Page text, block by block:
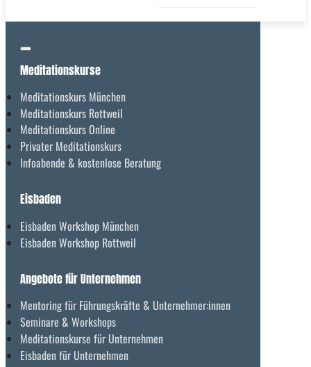
Meditationskurse
Meditationskurs München
Meditationskurs Rottweil
Meditationskurs Online
Privater Meditationskurs
Infoabende & kostenlose Beratung
Eisbaden
Eisbaden Workshop München
Eisbaden Workshop Rottweil
Angebote für Unternehmen
Mentoring für Führungskräfte & Unternehmer:innen
Seminare & Workshops
Meditationskurse für Unternehmen
Eisbaden für Unternehmen